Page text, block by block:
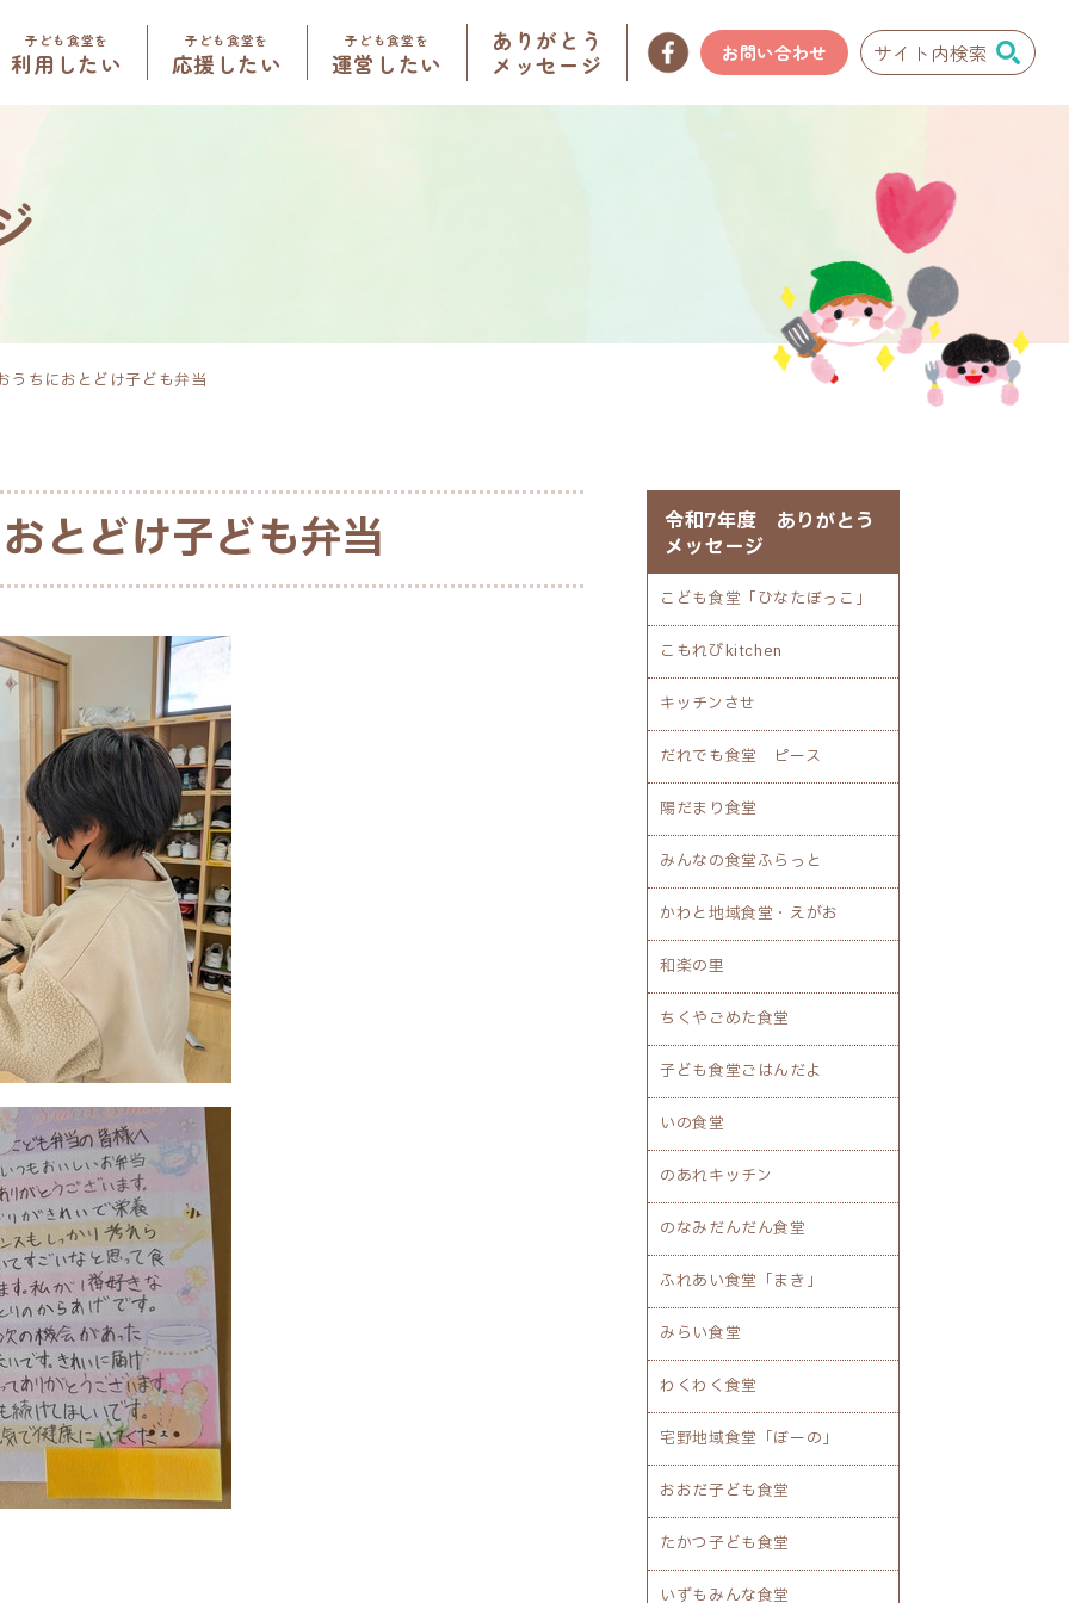
子ども食堂を
利用したい
子ども食堂を
応援したい
子ども食堂を
運営したい
ありがとう
メッセージ
お問い合わせ
うちにおとどけ子ども弁当
とどけ子ども弁当
令和7年度 ありがとう
メッセージ
こども食堂「ひなたぼっこ」
こもれびkitchen
キッチンさせ
だれでも食堂 ピース
陽だまり食堂
みんなの食堂ふらっと
かわと地域食堂・えがお
和楽の里
ちくやごめた食堂
子ども食堂ごはんだよ
いの食堂
のあれキッチン
のなみだんだん食堂
ふれあい食堂「まき」
みらい食堂
わくわく食堂
宅野地域食堂「ぼーの」
おおだ子ども食堂
たかつ子ども食堂
いずもみんな食堂